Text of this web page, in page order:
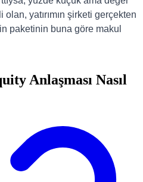
yatırımın şirketi gerçekten
paketinin buna göre makul
Anlaşması Nasıl